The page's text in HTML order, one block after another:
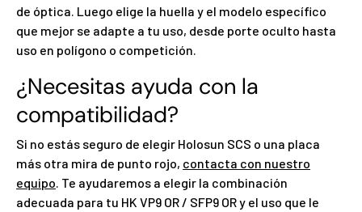
de óptica. Luego elige la huella y el modelo específico
que mejor se adapte a tu uso, desde porte oculto hasta
uso en polígono o competición.
¿Necesitas ayuda con la
compatibilidad?
Si no estás seguro de elegir Holosun SCS o una placa
más otra mira de punto rojo, contacta con nuestro
equipo. Te ayudaremos a elegir la combinación
adecuada para tu HK VP9 OR / SFP9 OR y el uso que le